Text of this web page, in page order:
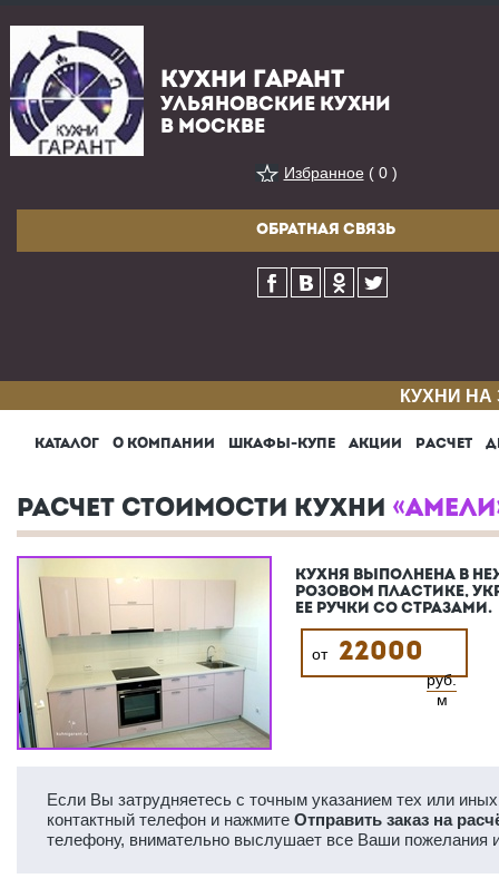
КУХНИ ГАРАНТ
УЛЬЯНОВСКИЕ КУХНИ
В МОСКВЕ
Избранное( 0 )
ОБРАТНАЯ СВЯЗЬ
КУХНИ
КАТАЛОГ О КОМПАНИИ ШКАФЫ-КУПЕ АКЦИИ РАСЧЕТ
РАСЧЕТ СТОИМОСТИ КУХНИ
КУХНЯ ВЫПОЛНЕНА В
РОЗОВОМ ПЛАСТИКЕ,
ЕЕ РУЧКИ СО СТРАЗАМИ.
от 22000
руб.
м
Если Вы затрудняетесь с точным указанием тех или
контактный телефон и нажмите Отправить заказ на
телефону, внимательно выслушает все Ваши пожелания